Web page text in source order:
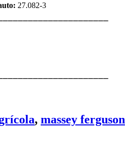
27.082-3
, massey ferguson